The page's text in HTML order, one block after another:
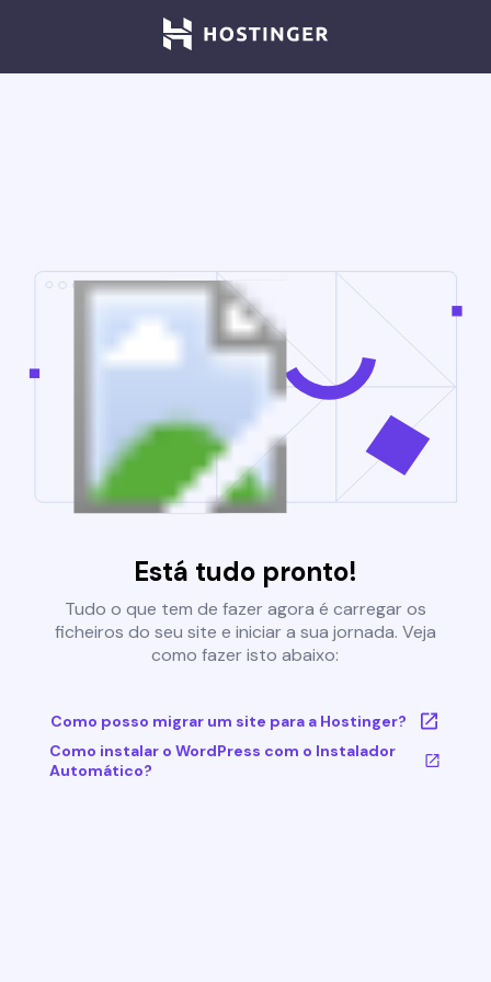
Está tudo pronto!
Tudo o que tem de fazer agora é carregar os
ficheiros do seu site e iniciar a sua jornada. Veja
como fazer isto abaixo:
Como posso migrar um site para a Hostinger?
Como instalar o WordPress com o Instalador
Automático?